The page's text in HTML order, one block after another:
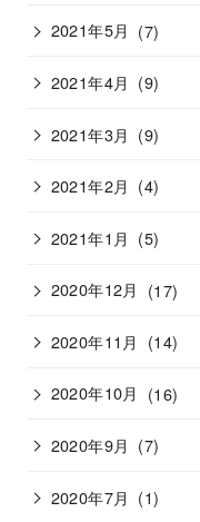
2021年5月 (7)
2021年4月 (9)
2021年3月 (9)
2021年2月 (4)
2021年1月 (5)
2020年12月 (17)
2020年11月 (14)
2020年10月 (16)
2020年9月 (7)
2020年7月 (1)